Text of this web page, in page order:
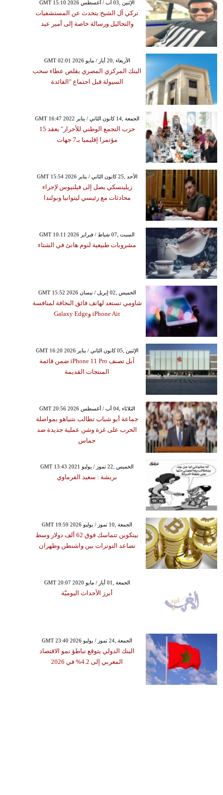
GMT 15:10 2026 الإثنين ,03 آب / أغسطس
تركي آل الشيخ يتحدث عن المستشفيات
والتحاليل ورسالة خاصة إلى أمير عيد
GMT 02:01 2026 الأربعاء ,20 أيار / مايو
البنك المركزي المصري يقلص عطاء سحب
السيولة قبل اجتماع "الفائدة
GMT 16:47 2022 الجمعة ,14 كانون الثاني / يناير
حزب التجمع الوطني للأحرار" يعقد 15
مؤتمرا إقليميا بـ7 جهات
GMT 15:54 2026 الأحد ,25 كانون الثاني / يناير
زيلينسكي يصل إلى فيلنيوس لإجراء
محادثات مع رئيسي ليتوانيا وبولندا
GMT 10:11 2026 السبت ,07 شباط / فبراير
مشروبات طبيعية لنوم هانئ في الشتاء
GMT 15:52 2026 الخميس ,02 إبريل / نيسان
شاومي تستعد لهاتف فائق النحافة لمنافسة
iPhone Air وGalaxy Edge
GMT 16:20 2026 الإثنين ,05 كانون الثاني / يناير
آبل تصنف iPhone 11 Pro ضمن قائمة
المنتجات القديمة
GMT 20:56 2026 الثلاثاء ,04 آب / أغسطس
جماعة أبو شباب تطالب نتنياهو بمواصلة
الحرب على غزة وشن عملية جديدة ضد
حماس
GMT 13:43 2021 الخميس ,22 تموز / يوليو
بريشة : سعيد الفرماوي
GMT 19:59 2026 الجمعة ,10 تموز / يوليو
بيتكوين تتماسك فوق 62 ألف دولار وسط
تصاعد التوترات بين واشنطن وطهران
GMT 20:07 2020 الجمعة ,01 أيار / مايو
أبرز الأحداث اليوميّة
GMT 23:40 2026 الجمعة ,24 تموز / يوليو
البنك الدولي يتوقع تباطؤ نمو الاقتصاد
المغربي إلى 4.2% في 2026